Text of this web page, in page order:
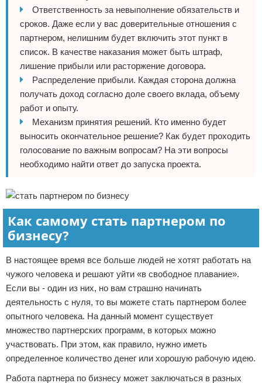
Ответственность за невыполнение обязательств и
сроков. Даже если у вас доверительные отношения с
партнером, нелишним будет включить этот пункт в
список. В качестве наказания может быть штраф,
лишение прибыли или расторжение договора.
Распределение прибыли. Каждая сторона должна
получать доход согласно доле своего вклада, объему
работ и опыту.
Механизм принятия решений. Кто именно будет
выносить окончательное решение? Как будет проходить
голосование по важным вопросам? На эти вопросы
необходимо найти ответ до запуска проекта.
Как самому стать партнером по
бизнесу?
В настоящее время все больше людей не хотят работать на
чужого человека и решают уйти «в свободное плавание».
Если вы - один из них, но вам страшно начинать
деятельность с нуля, то вы можете стать партнером более
опытного человека. На данный момент существует
множество партнерских программ, в которых можно
участвовать. При этом, как правило, нужно иметь
определенное количество денег или хорошую рабочую идею.
Работа партнера по бизнесу может заключаться в разных